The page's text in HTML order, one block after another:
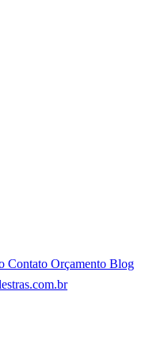
Contato Orçamento Blog